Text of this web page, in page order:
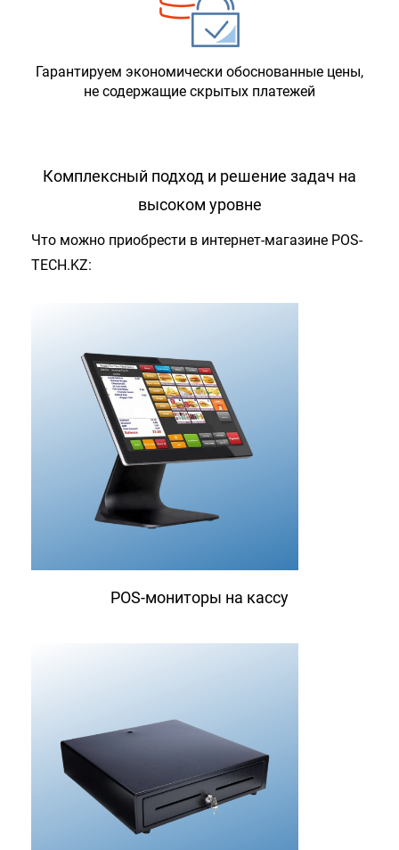
Гарантируем экономически обоснованные цены,
не содержащие скрытых платежей
Комплексный подход и решение задач на
высоком уровне
Что можно приобрести в интернет-магазине POS-
TECH.KZ:
POS-мониторы на кассу